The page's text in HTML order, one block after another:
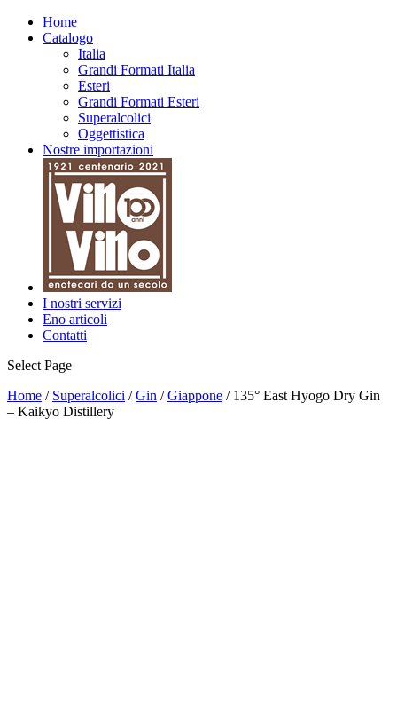
Home
Catalogo
Italia
Grandi Formati Italia
Esteri
Grandi Formati Esteri
Superalcolici
Oggettistica
Nostre importazioni
I nostri servizi
Eno articoli
Contatti
Select Page
Home / Superalcolici /Gin /Giappone / 135° East Hyogo Dry Gin
– Kaikyo Distillery